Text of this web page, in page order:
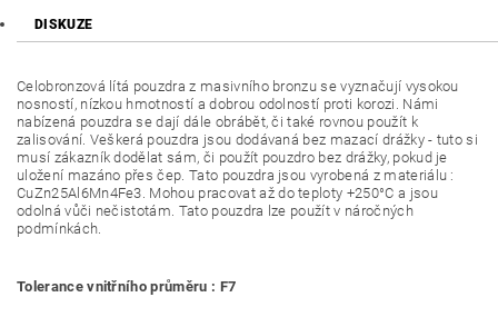
DISKUZE
Celobronzová lítá pouzdra z masivního bronzu se vyznačují vysokou
nosností, nízkou hmotností a dobrou odolností proti korozi. Námi
nabízená pouzdra se dají dále obrábět, či také rovnou použít k
zalisování. Veškerá pouzdra jsou dodávaná bez mazací drážky - tuto si
musí zákazník dodělat sám, či použít pouzdro bez drážky, pokud je
uložení mazáno přes čep. Tato pouzdra jsou vyrobená z materiálu :
CuZn25Al6Mn4Fe3. Mohou pracovat až do teploty +250°C a jsou
odolná vůči nečistotám. Tato pouzdra lze použít v náročných
podmínkách.
Tolerance vnitřního průměru : F7